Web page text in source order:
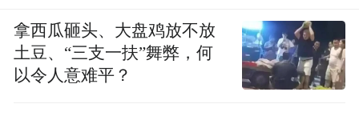
拿西瓜砸头、大盘鸡放不放
土豆、“三支一扶”舞弊，何
以令人意难平？